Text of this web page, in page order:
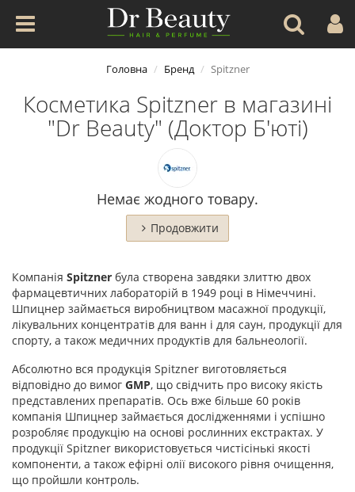
Головна Бренд Spitzner
Косметика Spitzner в магазині
"Dr Beauty" (Доктор Б'юті)
Немає жодного товару.
Продовжити
Компанія Spitzner була створена завдяки злиттю двох
фармацевтичних лабораторій в 1949 році в Німеччині.
Шпицнер займається виробництвом масажної продукції,
лікувальних концентратів для ванн і для саун, продукції для
спорту, а також медичних продуктів для бальнеології.
Абсолютно вся продукція Spitzner виготовляється
відповідно до вимог GMP, що свідчить про високу якість
представлених препаратів. Ось вже більше 60 років
компанія Шпицнер займається дослідженнями і успішно
розробляє продукцію на основі рослинних екстрактах. У
продукції Spitzner використовується чистісінькі якості
компоненти, а також ефірні олії високого рівня очищення,
що пройшли контроль.